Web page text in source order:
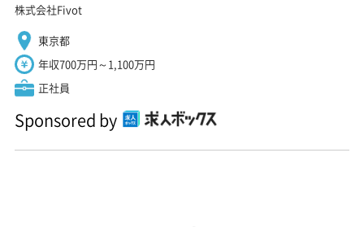
株式会社Fivot
東京都
年収700万円～1,100万円
正社員
Sponsored by